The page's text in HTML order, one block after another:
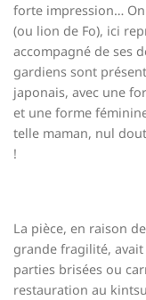
forte impression…
(ou lion de Fo), ici
accompagné de ses
gardiens sont
japonais, avec une
et une forme
telle maman, nul
!
La pièce, en raison
grande fragilité,
parties brisées ou
restauration au